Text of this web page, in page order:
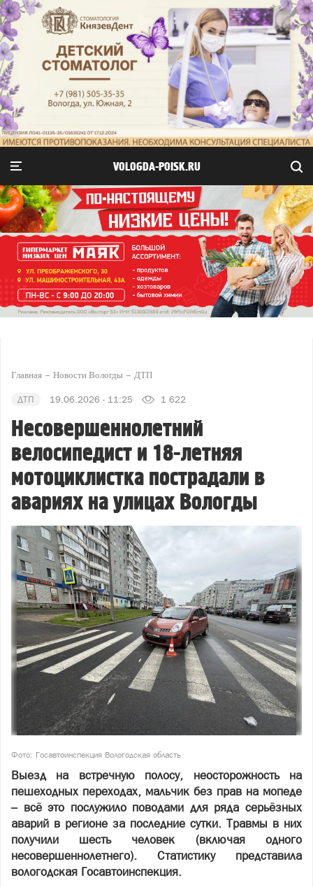
VOLOGDA-POISK.RU
Главная Новости Вологды ДТП
ДТП 19.06.2026 - 11:25 1 622
Несовершеннолетний
велосипедист и 18-летняя
мотоциклистка пострадали в
авариях на улицах Вологды
Фото: Госавтоинспекция Вологодская область
Выезд на встречную полосу, неосторожность на
пешеходных переходах, мальчик без прав на мопеде
– всё это послужило поводами для ряда серьёзных
аварий в регионе за последние сутки. Травмы в них
получили шесть человек (включая одного
несовершеннолетнего). Статистику представила
вологодская Госавтоинспекция.